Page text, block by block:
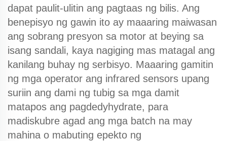
dapat paulit-ulitin ang pagtaas ng bilis. Ang
benepisyo ng gawin ito ay maaaring maiwasan
ang sobrang presyon sa motor at beying sa
isang sandali, kaya nagiging mas matagal ang
kanilang buhay ng serbisyo. Maaaring gamitin
ng mga operator ang infrared sensors upang
suriin ang dami ng tubig sa mga damit
matapos ang pagdedyhydrate, para
madiskubre agad ang mga batch na may
mahina o mabuting epekto ng